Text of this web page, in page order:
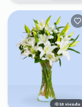
15 viendo